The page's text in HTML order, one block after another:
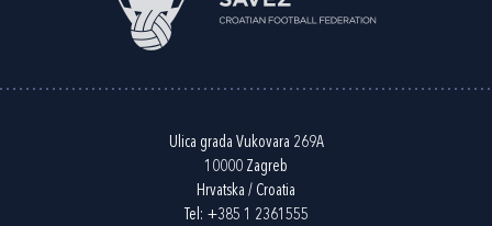
Ulica grada Vukovara 269A
10000 Zagreb
Hrvatska / Croatia
Tel: +385 1 2361555